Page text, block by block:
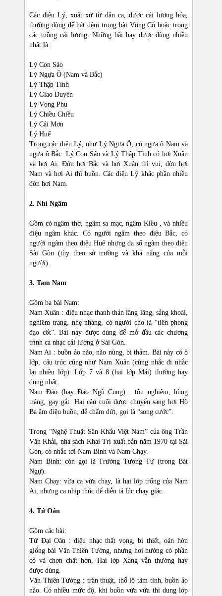
Các điệu Lý, xuất xứ từ dân ca, được cải lương hóa,
thường dùng để hát đệm trong bài Vọng Cổ hoặc trong
các tuồng cải lương. Những bài hay được dùng nhiều
nhất là :
Lý Con Sáo
Lý Ngựa Ô (Nam và Bắc)
Lý Thập Tình
Lý Giao Duyên
Lý Vọng Phu
Lý Chiều Chiều
Lý Cái Mơn
Lý Huế
Trong các điệu Lý, như Lý Ngựa Ô, có ngựa ô Nam và
ngựa ô Bắc. Lý Con Sáo và Lý Thập Tình có hơi Xuân
và hơi Ai. Đờn hơi Bắc và hơi Xuân thì vui, đờn hơi
Nam và hơi Ai thì buồn. Các điệu Lý khác phần nhiều
đờn hơi Nam.
2. Nhì Ngâm
Gồm có ngâm thơ, ngâm sa mạc, ngâm Kiều , và nhiều
điệu ngâm khác. Có người ngâm theo điệu Bắc, có
người ngâm theo điệu Huế nhưng đa số ngâm theo điệu
Sài Gòn (tùy theo sở trường và khả năng của mỗi
người).
3. Tam Nam
Gồm ba bài Nam:
Nam Xuân : điệu nhạc thanh thản lâng lâng, sảng khoái,
nghiêm trang, nhẹ nhàng, có người cho là “tiên phong
đạo cốt”. Bài này được dùng để mở đầu các chương
trình ca nhạc cải lương ở Sài Gòn.
Nam Ai : buồn ảo não, não nùng, bi thảm. Bài này có 8
lớp, cấu trúc cũng như Nam Xuân (cũng nhắc đi nhắc
lại nhiều lớp). Lớp 7 và 8 (hai lớp Mái) thường hay
dung nhất.
Nam Đảo (hay Đảo Ngũ Cung) : tôn nghiêm, hùng
tráng, gay gắt. Hai câu cuối được chuyển sang hơi Hò
Ba âm điệu buồn, để chấm dứt, gọi là “song cước”.
Trong “Nghệ Thuật Sân Khấu Việt Nam” của ông Trần
Văn Khải, nhà sách Khai Trí xuất bản năm 1970 tại Sài
Gòn, có nhắc tới Nam Bình và Nam Chạy.
Nam Bình: còn gọi là Trường Tương Tư (trong Bát
Ngự).
Nam Chạy: vừa ca vừa chạy, là hai lớp trống của Nam
Ai, nhưng ca nhịp thúc để diễn tả lúc chạy giặc.
4. Tứ Oán
Gồm các bài:
Tứ Đại Oán : điệu nhạc thất vọng, bi thiết, oán hờn
giống bài Văn Thiên Tường, nhưng hơi hướng có phần
cổ và chơn chất hơn. Hai lớp Xang vắn thường hay
được dùng.
Văn Thiên Tường : trần thuật, thổ lộ tâm tình, buồn ảo
não. Có nhiều mức độ, khi buồn vừa vừa thì dung lớp